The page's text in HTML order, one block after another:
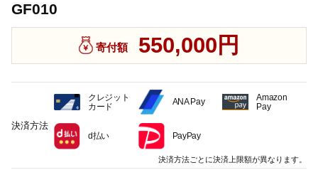
GF010
寄付額 550,000円
決済方法
クレジット
カード
ANA Pay
Amazon
Pay
d払い PayPay
決済方法ごとに決済上限額が異なります。